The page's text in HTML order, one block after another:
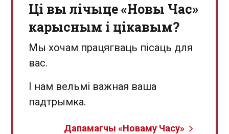
Ці вы лічыце «Новы Час»
карысным і цікавым?
Мы хочам працягваць пісаць для
вас.
І нам вельмі важная ваша
падтрымка.
Дапамагчы «Новаму Часу»